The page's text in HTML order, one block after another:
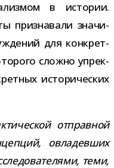
в исто­рии.
при­зна­вали зна­чи­
для кон­крет­
сложно упрек­
исто­ри­че­ских
отправ­ной
овла­дев­ших
теми,